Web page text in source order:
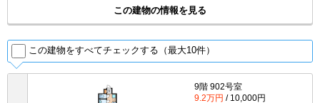
この建物の情報を見る
この建物をすべてチェックする（最大10件）
9階 902号室
9.2万円 / 10,000円